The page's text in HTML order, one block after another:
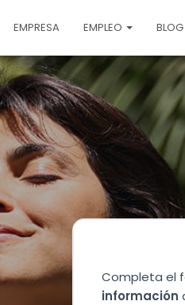
EMPRESA EMPLEO BLOG
Completa el
información